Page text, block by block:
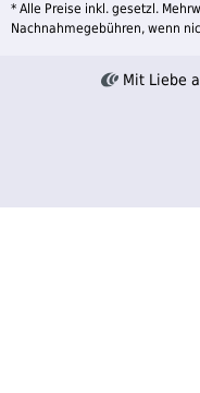
* Alle Preise inkl. gesetzl.
Nachnahmegebühren, wenn
Mit Liebe